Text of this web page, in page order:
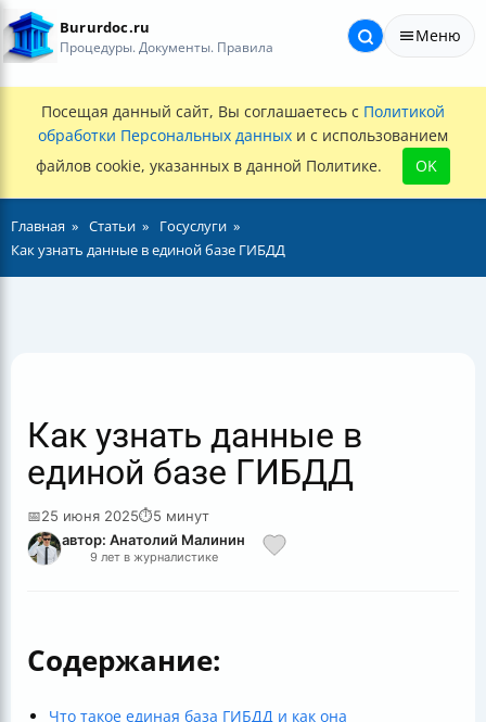
Bururdoc.ru
Процедуры. Документы. Правила
Меню
Посещая данный сайт, Вы соглашаетесь с Политикой
обработки Персональных данных и с использованием
файлов cookie, указанных в данной Политике.
OK
Главная Статьи
Госуслуги
Как узнать данные в единой базе ГИБДД
Как узнать данные в
единой базе ГИБДД
📅25 июня 2025⏱5 минут
автор: Анатолий Малинин
9 лет в журналистике
Содержание:
Что такое единая база ГИБДД и как она